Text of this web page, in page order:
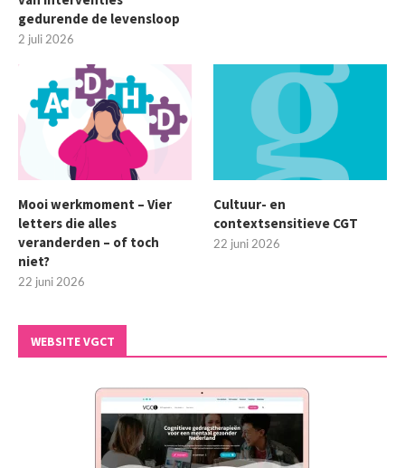
gedurende de levensloop
2 juli 2026
Mooi werkmoment – Vier
letters die alles
veranderden – of toch
niet?
22 juni 2026
Cultuur- en
contextsensitieve CGT
22 juni 2026
WEBSITE VGCT